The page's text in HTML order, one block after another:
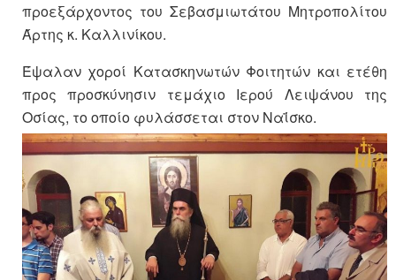
προεξάρχοντος του Σεβασμιωτάτου Μητροπολίτου
Άρτης κ. Καλλινίκου.
Έψαλαν χοροί Κατασκηνωτών Φοιτητών και ετέθη
προς προσκύνησιν τεμάχιο Ιερού Λειψάνου της
Οσίας, το οποίο φυλάσσεται στον Ναΐσκο.